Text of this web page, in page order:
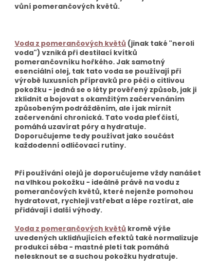
vůní pomerančových květů.
Voda z pomerančových květů (jinak také "neroli
voda") vzniká při destilací kvítků
pomerančovníku hořkého. Jak samotný
esenciální olej, tak tato voda se používají při
výrobě luxusních přípravků pro péči o citlivou
pokožku - jedná se o léty prověřený způsob, jak ji
zklidnit a bojovat s okamžitým začervenáním
způsobeným podrážděním, ale i jak mírnit
začervenání chronická. Tato voda pleť čistí,
pomáhá uzavírat póry a hydratuje.
Doporučujeme tedy používat jako součást
každodenní odličovací rutiny.
Při používání olejů je doporučujeme vždy nanášet
na vlhkou pokožku - ideálně právě na vodu z
pomerančových květů, které nejenže pomohou
hydratovat, rychleji vstřebat a lépe roztírat, ale
přidávají i další výhody.
Voda z pomerančových květů kromě výše
uvedených uklidňujících efektů také normalizuje
produkci séba - mastné pleti tak pomáhá
nelesknout se a suchou pokožku hydratuje.